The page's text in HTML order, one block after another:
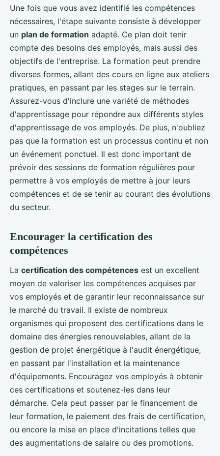
Une fois que vous avez identifié les compétences
nécessaires, l'étape suivante consiste à développer
un plan de formation adapté. Ce plan doit tenir
compte des besoins des employés, mais aussi des
objectifs de l'entreprise. La formation peut prendre
diverses formes, allant des cours en ligne aux ateliers
pratiques, en passant par les stages sur le terrain.
Assurez-vous d'inclure une variété de méthodes
d'apprentissage pour répondre aux différents styles
d'apprentissage de vos employés. De plus, n'oubliez
pas que la formation est un processus continu et non
un événement ponctuel. Il est donc important de
prévoir des sessions de formation régulières pour
permettre à vos employés de mettre à jour leurs
compétences et de se tenir au courant des évolutions
du secteur.
Encourager la certification des
compétences
La certification des compétences est un excellent
moyen de valoriser les compétences acquises par
vos employés et de garantir leur reconnaissance sur
le marché du travail. Il existe de nombreux
organismes qui proposent des certifications dans le
domaine des énergies renouvelables, allant de la
gestion de projet énergétique à l'audit énergétique,
en passant par l'installation et la maintenance
d'équipements. Encouragez vos employés à obtenir
ces certifications et soutenez-les dans leur
démarche. Cela peut passer par le financement de
leur formation, le paiement des frais de certification,
ou encore la mise en place d'incitations telles que
des augmentations de salaire ou des promotions.